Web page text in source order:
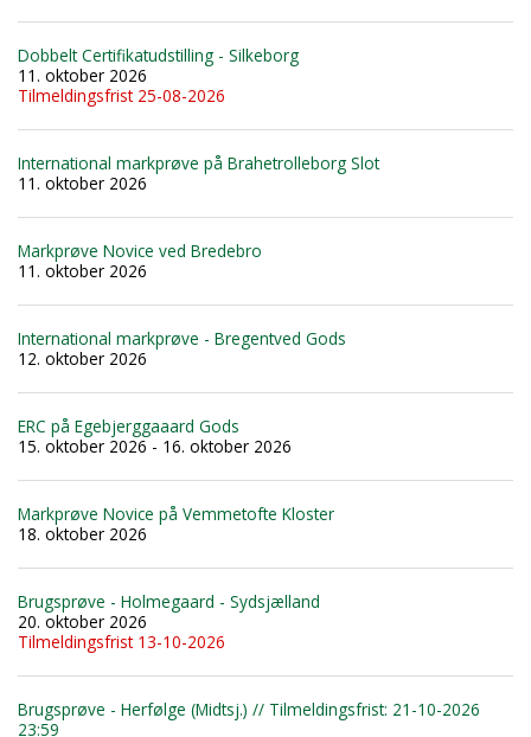
Dobbelt Certifikatudstilling - Silkeborg
11. oktober 2026
Tilmeldingsfrist 25-08-2026
International markprøve på Brahetrolleborg Slot
11. oktober 2026
Markprøve Novice ved Bredebro
11. oktober 2026
International markprøve - Bregentved Gods
12. oktober 2026
ERC på Egebjerggaaard Gods
15. oktober 2026 - 16. oktober 2026
Markprøve Novice på Vemmetofte Kloster
18. oktober 2026
Brugsprøve - Holmegaard - Sydsjælland
20. oktober 2026
Tilmeldingsfrist 13-10-2026
Brugsprøve - Herfølge (Midtsj.) // Tilmeldingsfrist: 21-10-2026
23:59